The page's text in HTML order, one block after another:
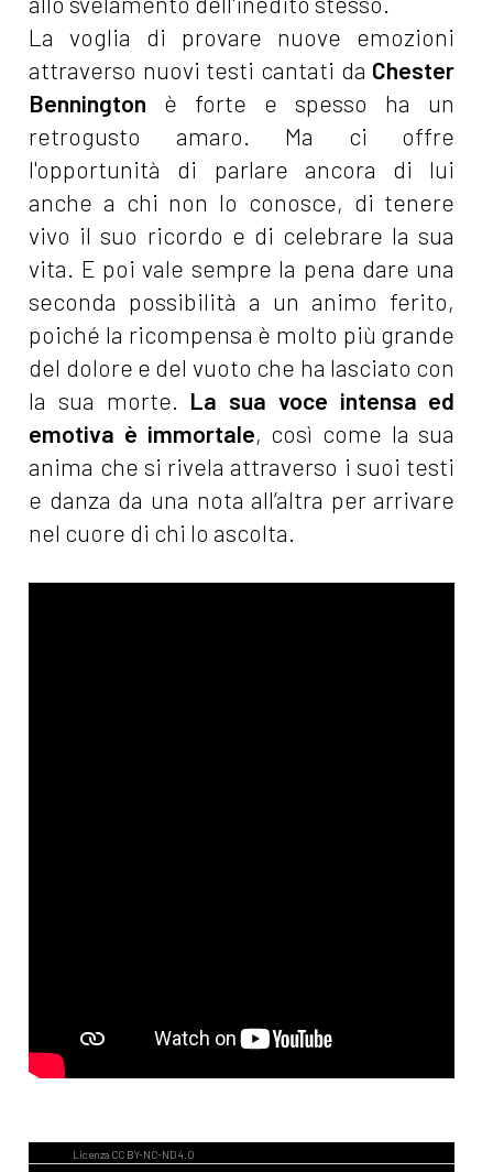
La voglia di provare nuove emozioni
attraverso nuovi testi cantati da Chester
Bennington è forte e spesso ha un
retrogusto amaro. Ma ci offre
l'opportunità di parlare ancora di lui
anche a chi non lo conosce, di tenere
vivo il suo ricordo e di celebrare la sua
vita. E poi vale sempre la pena dare una
seconda possibilità a un animo ferito,
poiché la ricompensa è molto più grande
del dolore e del vuoto che ha lasciato con
la sua morte. La sua voce intensa ed
emotiva è immortale, così come la sua
anima che si rivela attraverso i suoi testi
e danza da una nota all’altra per arrivare
nel cuore di chi lo ascolta.